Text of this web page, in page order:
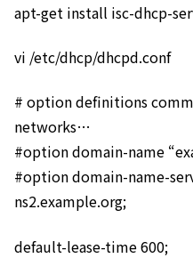
apt-get install isc-dhcp-
vi /etc/dhcp/dhcpd.conf
# option definitions
networks…
#option domain-name
#option domain-name-
ns2.example.org;
default-lease-time 600;